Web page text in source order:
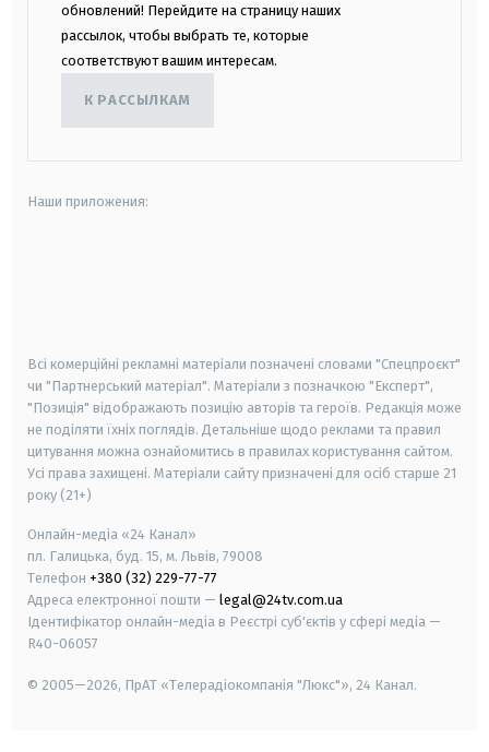
обновлений! Перейдите на страницу наших
рассылок, чтобы выбрать те, которые
соответствуют вашим интересам.
К РАССЫЛКАМ
Наши приложения:
Всі комерційні рекламні матеріали позначені словами "Спецпроєкт"
чи "Партнерський матеріал". Матеріали з позначкою "Експерт",
"Позиція" відображають позицію авторів та героїв. Редакція може
не поділяти їхніх поглядів. Детальніше щодо реклами та правил
цитування можна ознайомитись в правилах користування сайтом.
Усі права захищені. Матеріали сайту призначені для осіб старше 21
року (21+)
Онлайн-медіа «24 Канал»
пл. Галицька, буд. 15, м. Львів, 79008
Телефон +380 (32) 229-77-77
Адреса електронної пошти — legal@24tv.com.ua
Ідентифікатор онлайн-медіа в Реєстрі суб'єктів у сфері медіа —
R40-06057
© 2005—2026, ПрАТ «Телерадіокомпанія "Люкс"», 24 Канал.